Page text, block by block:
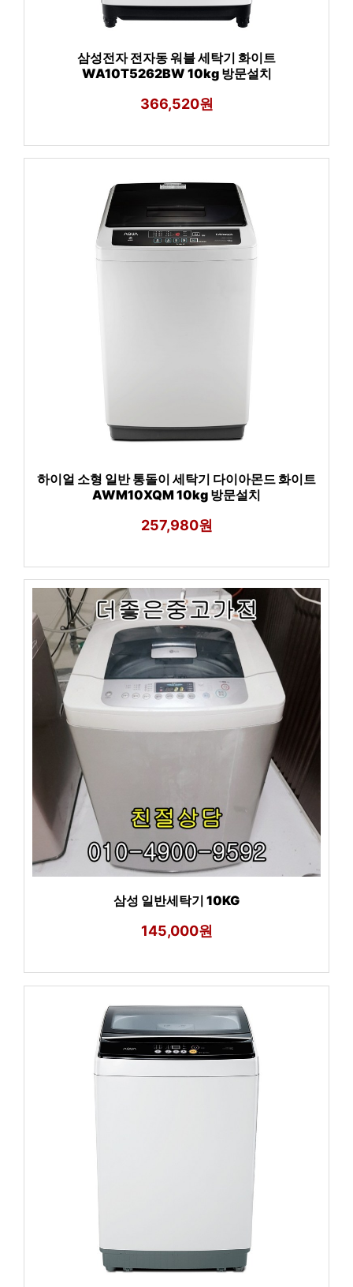
삼성전자 전자동 워블 세탁기 화이트
WA10T5262BW 10kg 방문설치
366,520원
하이얼 소형 일반 통돌이 세탁기 다이아몬드 화이트
AWM10XQM 10kg 방문설치
257,980원
삼성 일반세탁기 10KG
145,000원